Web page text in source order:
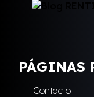
PÁGINAS
Contacto